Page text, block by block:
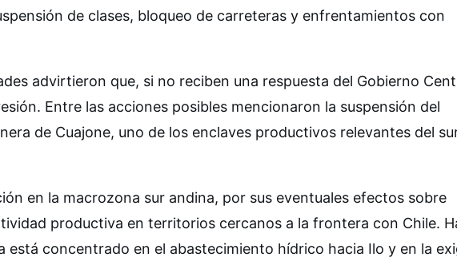
de clases, bloqueo de carreteras y enfrentamientos con
advirtieron que, si no reciben una respuesta del Gobierno
Entre las acciones posibles mencionaron la suspensión del
de Cuajone, uno de los enclaves productivos relevantes del
en la macrozona sur andina, por sus eventuales efectos sobre
productiva en territorios cercanos a la frontera con Chile.
concentrado en el abastecimiento hídrico hacia Ilo y en la